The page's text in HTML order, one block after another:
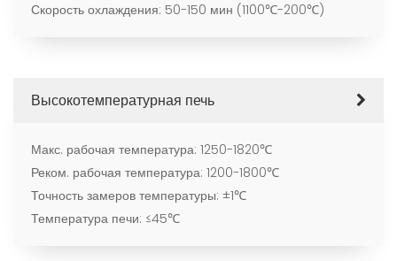
Скорость охлаждения: 50-150 мин (1100℃-200℃)
Высокотемпературная печь
Макс. рабочая температура: 1250-1820℃
Реком. рабочая температура: 1200-1800℃
Точность замеров температуры: ±1℃
Температура печи: ≤45℃